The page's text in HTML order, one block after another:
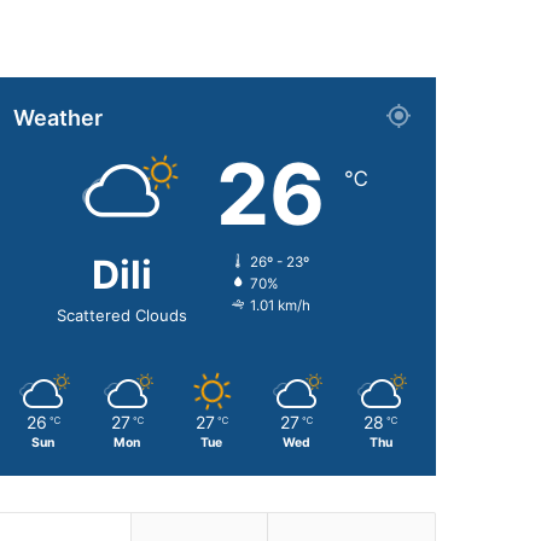
Weather
Dili
Scattered Clouds
26 ℃
26º - 23º
70%
1.01 km/h
26 ℃
Sun
27 ℃
Mon
27 ℃
Tue
27 ℃
Wed
28 ℃
Thu